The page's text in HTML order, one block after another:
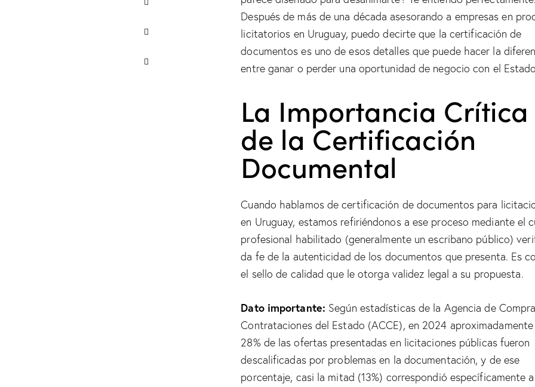
Después de más de una década asesorando a empresas en
licitatorios en Uruguay, puedo decirte que la certificación de
documentos es uno de esos detalles que puede hacer la
entre ganar o perder una oportunidad de negocio con el
La Importancia Crítica
de la Certificación
Documental
Cuando hablamos de certificación de documentos para
en Uruguay, estamos refiriéndonos a ese proceso mediante el
profesional habilitado (generalmente un escribano público)
da fe de la autenticidad de los documentos que presenta. Es
el sello de calidad que le otorga validez legal a su propuesta.
Dato importante: Según estadísticas de la Agencia de
Contrataciones del Estado (ACCE), en 2024 aproximadamente
28% de las ofertas presentadas en licitaciones públicas fueron
descalificadas por problemas en la documentación, y de ese
porcentaje, casi la mitad (13%) correspondió específicamente a